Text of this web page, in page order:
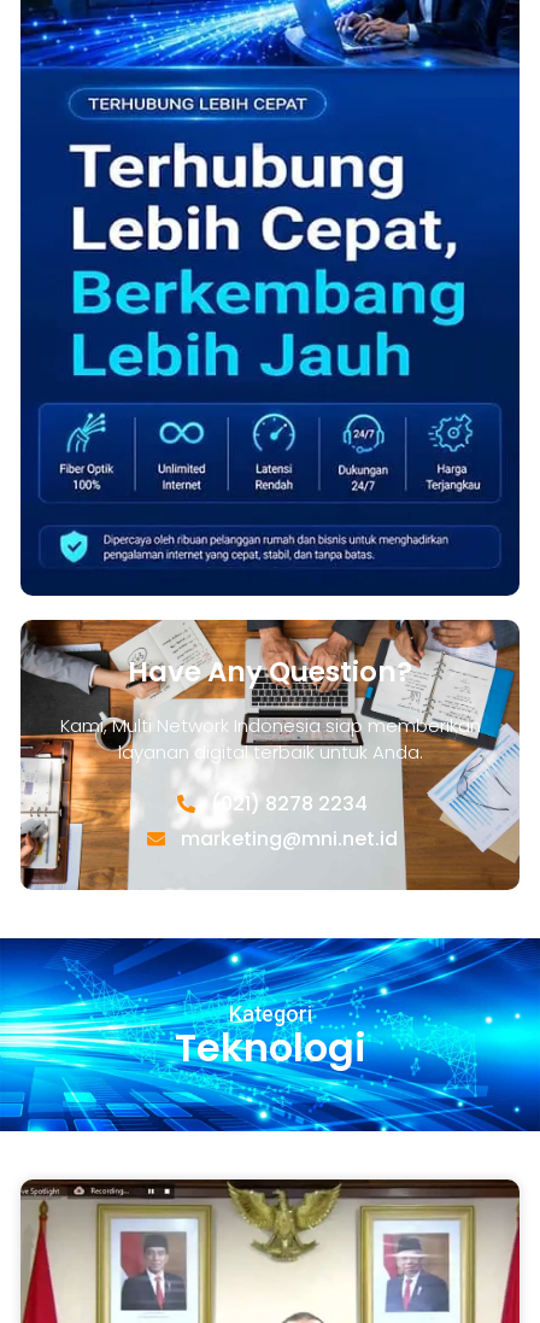
Have Any Question?
Kami, Multi Network Indonesia siap memberikan
layanan digital terbaik untuk Anda.
(021) 8278 2234
marketing@mni.net.id
Kategori
Teknologi